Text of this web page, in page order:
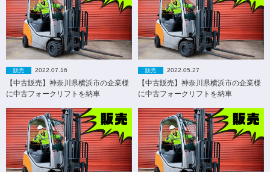
販売 2022.07.16
【中古販売】神奈川県横浜市の企業様
に中古フォークリフトを納車
販売 2022.05.27
【中古販売】神奈川県横浜市の企業様
に中古フォークリフトを納車